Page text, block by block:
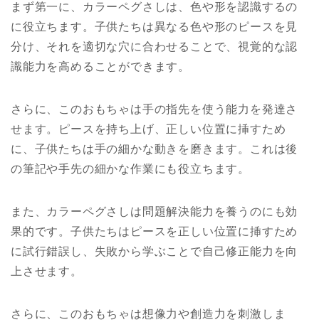
まず第一に、カラーペグさしは、色や形を認識するの
に役立ちます。子供たちは異なる色や形のピースを見
分け、それを適切な穴に合わせることで、視覚的な認
識能力を高めることができます。
さらに、このおもちゃは手の指先を使う能力を発達さ
せます。ピースを持ち上げ、正しい位置に挿すため
に、子供たちは手の細かな動きを磨きます。これは後
の筆記や手先の細かな作業にも役立ちます。
また、カラーペグさしは問題解決能力を養うのにも効
果的です。子供たちはピースを正しい位置に挿すため
に試行錯誤し、失敗から学ぶことで自己修正能力を向
上させます。
さらに、このおもちゃは想像力や創造力を刺激しま